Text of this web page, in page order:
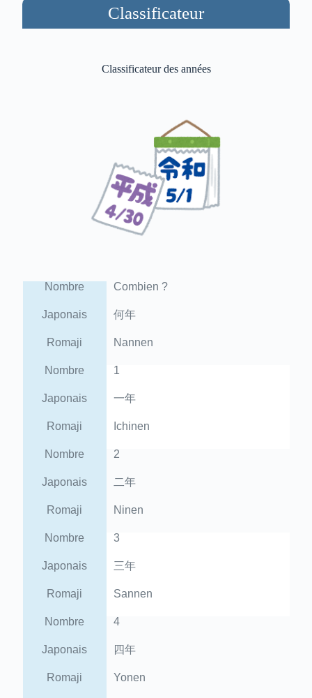
Classificateur
Classificateur des années
Nombre Combien ?
Japonais 何年
Romaji Nannen
Nombre 1
Japonais 一年
Romaji Ichinen
Nombre 2
Japonais 二年
Romaji Ninen
Nombre 3
Japonais 三年
Romaji Sannen
Nombre 4
Japonais 四年
Romaji Yonen